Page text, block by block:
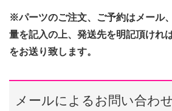
※パーツのご注文、ご予約はメール
量を記入の上、発送先を明記頂けれ
をお送り致します。
メールによるお問い合わ